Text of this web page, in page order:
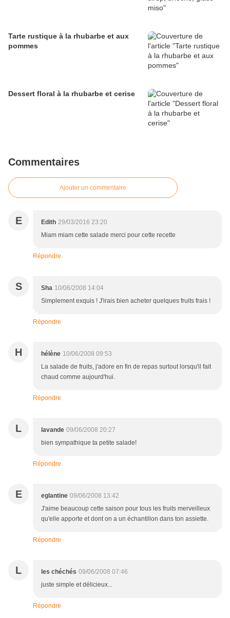
Tarte rustique à la rhubarbe et aux
pommes
Dessert floral à la rhubarbe et cerise
Commentaires
Ajouter un commentaire
E Edith 29/03/2016 23:20
Miam miam cette salade merci pour cette recette
Répondre
S Sha 10/06/2008 14:04
Simplement exquis ! J'irais bien acheter quelques fruits frais !
Répondre
H hélène 10/06/2008 09:53
La salade de fruits, j'adore en fin de repas surtout lorsqu'il fait
chaud comme aujourd'hui.
Répondre
L lavande 09/06/2008 20:27
bien sympathique ta petite salade!
Répondre
E eglantine 09/06/2008 13:42
J'aime beaucoup cette saison pour tous les fruits merveilleux
qu'elle apporte et dont on a un échantillon dans ton assiette.
Répondre
L les chéchés 09/06/2008 07:46
juste simple et délicieux...
Répondre